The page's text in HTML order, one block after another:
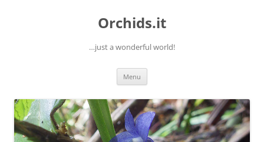
Orchids.it
…just a wonderful world!
Menu